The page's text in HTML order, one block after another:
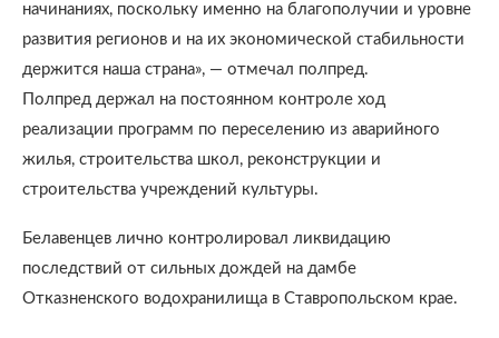
начинаниях, поскольку именно на благополучии и уровне
развития регионов и на их экономической стабильности
держится наша страна», — отмечал полпред.
Полпред держал на постоянном контроле ход
реализации программ по переселению из аварийного
жилья, строительства школ, реконструкции и
строительства учреждений культуры.
Белавенцев лично контролировал ликвидацию
последствий от сильных дождей на дамбе
Отказненского водохранилища в Ставропольском крае.